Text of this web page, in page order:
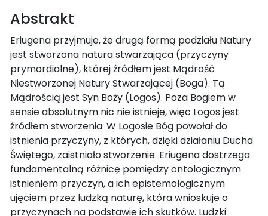
Abstrakt
Eriugena przyjmuje, że drugą formą podziału Natury
jest stworzona natura stwarzająca (przyczyny
prymordialne), której źródłem jest Mądrość
Niestworzonej Natury Stwarzającej (Boga). Tą
Mądrością jest Syn Boży (Logos). Poza Bogiem w
sensie absolutnym nic nie istnieje, więc Logos jest
źródłem stworzenia. W Logosie Bóg powołał do
istnienia przyczyny, z których, dzięki działaniu Ducha
Świętego, zaistniało stworzenie. Eriugena dostrzega
fundamentalną różnicę pomiędzy ontologicznym
istnieniem przyczyn, a ich epistemologicznym
ujęciem przez ludzką naturę, która wnioskuje o
przyczynach na podstawie ich skutków. Ludzki